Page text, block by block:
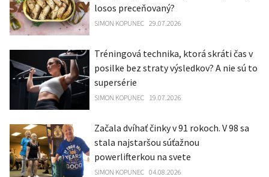
losos preceňovaný?
SIMON KOPUNEC 29.07.2026
Tréningová technika, ktorá skráti čas v
posilke bez straty výsledkov? A nie sú to
supersérie
SIMON KOPUNEC 19.07.2026
Začala dvíhať činky v 91 rokoch. V 98 sa
stala najstaršou súťažnou
powerlifterkou na svete
SIMON KOPUNEC 04.08.2026